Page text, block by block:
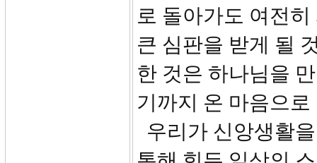
로 돌아가도 여전
큰 심판을 받게 될
한 것은 하나님을
기까지 온 마음으
우리가 신앙생활